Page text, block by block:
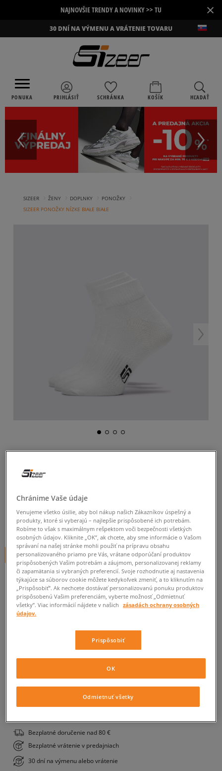
NAJNOVŠIE TRENDY A NOVINKY >> TU ×
30 DNÍ NA VÝMENU A VRÁTENIE TOVARU
PONUKA PRIHLÁSIŤ SCHRÁNKA KOŠÍK HĽADAŤ
SIZEER ŽENY DOPLNKY PONOŽKY
SIZEER PONOŽKY NÍZKE BIAŁE BIAŁE
BIAŁE
9€cena s DPH
+ 9 BODOV VSIZEERCLUBE
39-42
43-46
FARBABIELA
PRIDAŤ DO KOŠÍKA
ZISTIŤ DOSTUPNOSŤ V NAŠICH KAMENNÝCH PREDAJNIACH
Bezplatné doručenie nad 80 €
Bezplatné vrátenie v predajniach
30 dní na výmenu alebo vrátenie
Chránime Vaše údaje
Venujeme všetko úsilie, aby bol nákup našich Zákazníkov úspešný a
produkty, ktoré si vyberajú – najlepšie prispôsobené ich potrebám.
Robíme to však s maximálnym rešpektom voči bezpečnosti všetkých
osobných údajov. Kliknite „OK”, ak chcete, aby sme informácie o Vašom
správaní na našej stránke mohli použiť na prípravu obsahu
personalizovaného priamo pre Vás, vrátane odporúčaní produktov
prispôsobených Vašim potrebám a záujmom, personalizovanej reklamy
či zapamätania si vybraných preferencií. Svoje rozhodnutie aj nastavenia
týkajúce sa súborov cookie môžete kedykoľvek zmeniť, a to kliknutím na
„Prispôsobiť”. Ak nechcete dostávať personalizovanú ponuku produktov
prispôsobenú Vašim preferenciám, vyberte možnosť „Odmietnuť
všetky”. Viac informácií nájdete v našich
zásadách ochrany osobných
údajov.
Prispôsobiť
Odmietnuť všetky
OK